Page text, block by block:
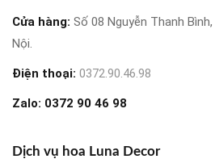
Cửa hàng: Số 08 Nguyễn Thanh
Nội.
Điện thoại: 0372.90.46.98
Zalo: 0372 90 46 98
Dịch vụ hoa Luna Decor